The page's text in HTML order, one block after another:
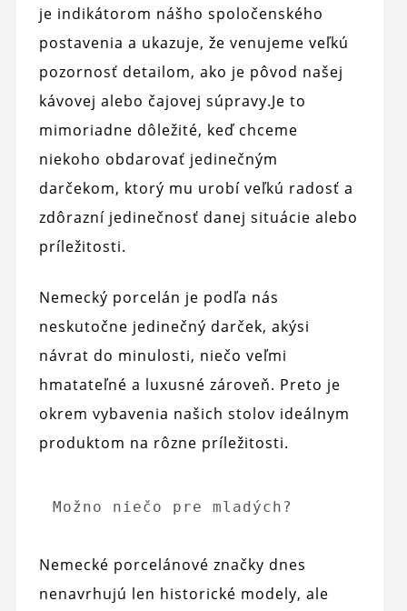
je indikátorom nášho spoločenského
postavenia a ukazuje, že venujeme veľkú
pozornosť detailom, ako je pôvod našej
kávovej alebo čajovej súpravy.Je to
mimoriadne dôležité, keď chceme
niekoho obdarovať jedinečným
darčekom, ktorý mu urobí veľkú radosť a
zdôrazní jedinečnosť danej situácie alebo
príležitosti.
Nemecký porcelán je podľa nás
neskutočne jedinečný darček, akýsi
návrat do minulosti, niečo veľmi
hmatateľné a luxusné zároveň. Preto je
okrem vybavenia našich stolov ideálnym
produktom na rôzne príležitosti.
Možno niečo pre mladých?
Nemecké porcelánové značky dnes
nenavrhujú len historické modely, ale